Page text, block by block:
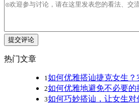
提交评论
热门文章
1 如何优雅搭讪捷克女生？
2如何优雅地避免不必要的
3如何巧妙搭讪，让女生对